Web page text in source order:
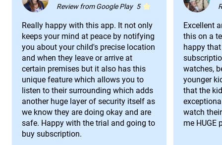
Review from Google Play 5
Really happy with this app. It not only
keeps your mind at peace by notifying
you about your child's precise location
and when they leave or arrive at
certain premises but it also has this
unique feature which allows you to
listen to their surrounding which adds
another huge layer of security itself as
we know they are doing okay and are
safe. Happy with the trial and going to
buy subscription.
Excellent
this on a
happy
watches,
younger
that the
watch
me HUGE